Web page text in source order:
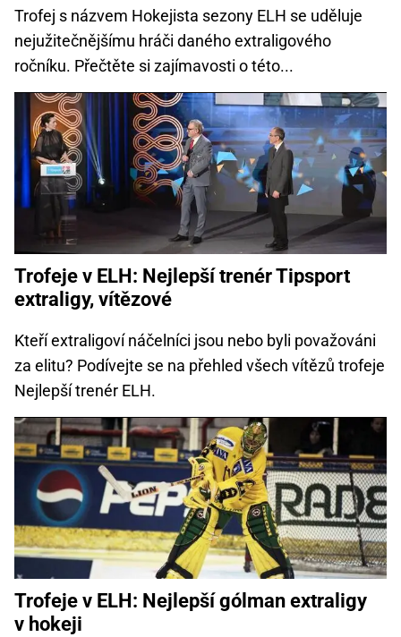
Trofej s názvem Hokejista sezony ELH se uděluje
nejužitečnějšímu hráči daného extraligového
ročníku. Přečtěte si zajímavosti o této...
Trofeje v ELH: Nejlepší trenér Tipsport
extraligy, vítězové
Kteří extraligoví náčelníci jsou nebo byli považováni
za elitu? Podívejte se na přehled všech vítězů trofeje
Nejlepší trenér ELH.
Trofeje v ELH: Nejlepší gólman extraligy
v hokeji